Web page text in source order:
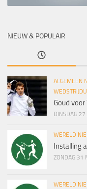
NIEUW & POPULAIR
ALGEMEEN
Goud
DINSDAG
WERELD
Installing
ZONDAG 31
WERELD